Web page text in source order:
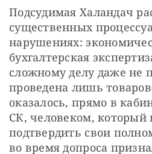
Подсудимая Халандач
существенных
нарушениях:
бухгалтерская
сложному делу даже не
проведена лишь
оказалось, прямо в
СК, человеком, который
подтвердить свои
во время допроса